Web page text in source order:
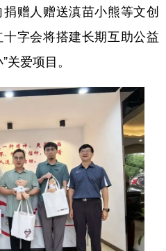
赠人赠送滇苗小熊等文创
字会将搭建长期互助公益
爱项目。